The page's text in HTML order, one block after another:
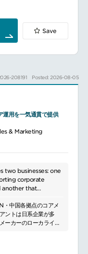
seminars and
help ensure safety
ーズの発掘
ビリティ領域に関する
マーケティング施策
開拓への参画
Save
208191 Posted: 2026-08-05
運用を一気通貫で提供
& Marketing
two businesses: one
corporate
another that
・中国各拠点のコアメ
ントは日系企業が多
ーカーのローカライズ
と実行を担当いただき